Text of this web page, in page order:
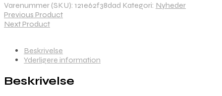
Varenummer (SKU): 121e62f38dad Kategori: Nyheder
Previous Product
Next Product
Beskrivelse
Yderligere information
Beskrivelse